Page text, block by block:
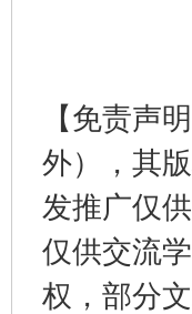
【免责声
外），其
发推广仅
仅供交流
权，部分